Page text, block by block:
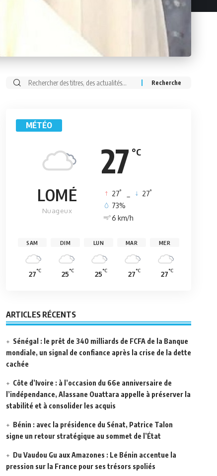
Rechercher:
MÉTÉO
27 °C
LOMÉ
Nuageux
27° 27°
73%
6 km/h
SAM
27°C
DIM
25°C
LUN
25°C
MAR
27°C
MER
27°C
ARTICLES RÉCENTS
Sénégal : le prêt de 340 milliards de FCFA de la Banque
mondiale, un signal de confiance après la crise de la dette
cachée
Côte d’Ivoire : à l’occasion du 66e anniversaire de
l’indépendance, Alassane Ouattara appelle à préserver la
stabilité et à consolider les acquis
Bénin : avec la présidence du Sénat, Patrice Talon
signe un retour stratégique au sommet de l’État
Du Vaudou Gu aux Amazones : Le Bénin accentue la
pression sur la France pour ses trésors spoliés